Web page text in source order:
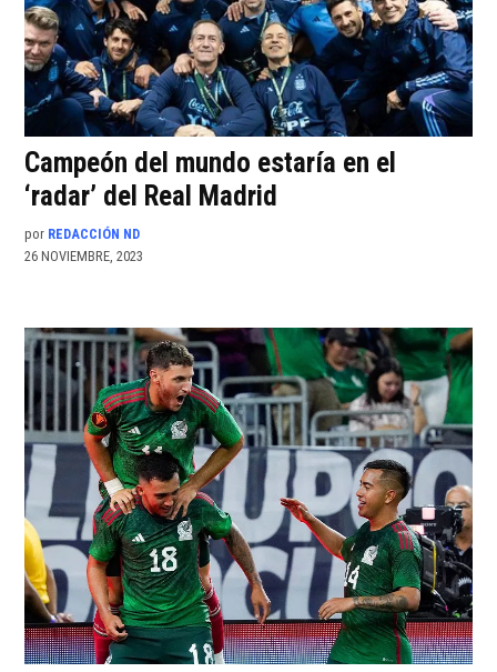
Campeón del mundo estaría en el
‘radar’ del Real Madrid
por REDACCIÓN ND
26 NOVIEMBRE, 2023